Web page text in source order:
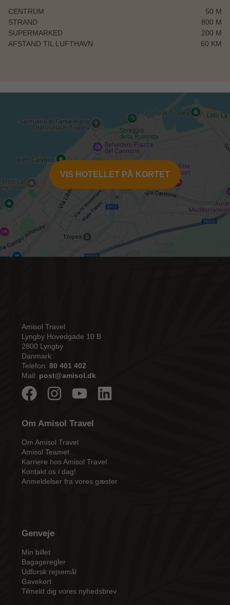
CENTRUM
50 M
STRAND
800 M
SUPERMARKED
200 M
AFSTAND TIL LUFTHAVN
60 KM
VIS HOTELLET PÅ KORTET
Amisol Travel
Lyngby Hovedgade 10 B
2800 Lyngby
Danmark
Telefon: 80 401 402
Mail: post@amisol.dk
Om Amisol Travel
Om Amisol Travel
Amisol Teamet
Karriere hos Amisol Travel
Kontakt os i dag!
Anmeldelser fra vores gæster
Genveje
Min billet
Bagageregler
Udforsk rejsemål
Gavekort
Tilmeld dig vores nyhedsbrev